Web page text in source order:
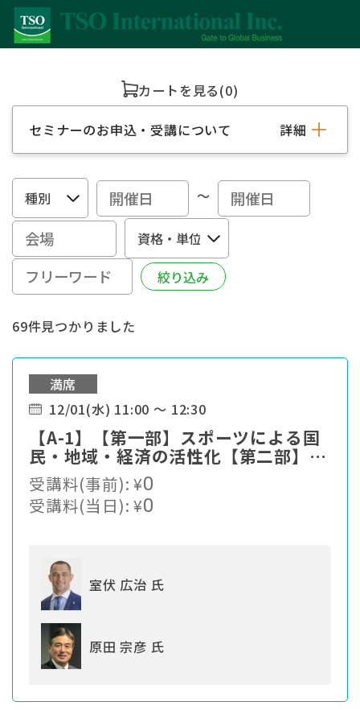
カートを見る(0)
セミナーのお申込・受講について 詳細
～
69件見つかりました
満席
12/01(水) 11:00 ～ 12:30
【A-1】【第一部】スポーツによる国
民・地域・経済の活性化【第二部】～
スポーツを通じた地域活性化に向けて
～今後5年間における地域スポーツ振
興の展望
受講料(事前):¥0
受講料(当日):¥0
室伏 広治 氏
原田 宗彦 氏